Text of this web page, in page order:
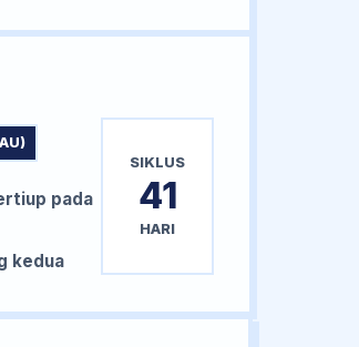
pada
kedua
SIKLUS
41
HARI